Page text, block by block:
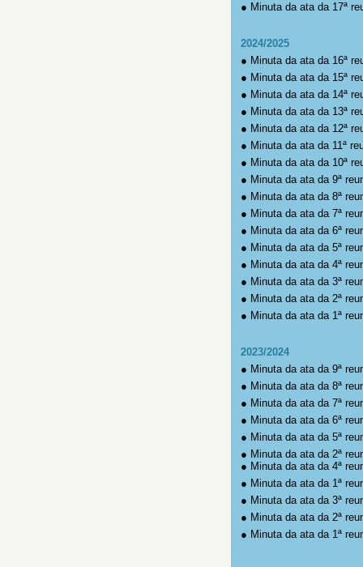
● Minuta da ata da 17ª
2024/2025
● Minuta da ata da 16ª
● Minuta da ata da 15ª
● Minuta da ata da 14ª
● Minuta da ata da 13ª
● Minuta da ata da 12ª
● Minuta da ata da 11ª
● Minuta da ata da 10ª
● Minuta da ata da 9ª
● Minuta da ata da 8ª
● Minuta da ata da 7ª
● Minuta da ata da 6ª
● Minuta da ata da 5ª
● Minuta da ata da 4ª
● Minuta da ata da 3ª
● Minuta da ata da 2ª
● Minuta da ata da 1ª
2023/2024
● Minuta da ata da 9ª
● Minuta da ata da 8ª
● Minuta da ata da 7ª
● Minuta da ata da 6ª
● Minuta da ata da 5ª
● Minuta da ata da 2ª
● Minuta da ata da 4ª
● Minuta da ata da 1ª
● Minuta da ata da 3ª
● Minuta da ata da 2ª
● Minuta da ata da 1ª